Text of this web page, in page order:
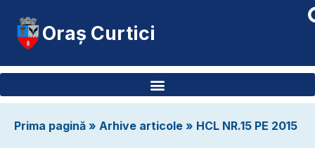
Oraș Curtici
Prima pagină » Arhive articole » HCL NR.15 PE 2015